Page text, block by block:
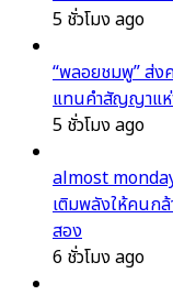
5 ชั่วโมง ago
“พลอยชมพู” ส่ง
แทนคำสัญญาแห่
5 ชั่วโมง ago
almost
เติมพลังให้คนก
สอง
6 ชั่วโมง ago